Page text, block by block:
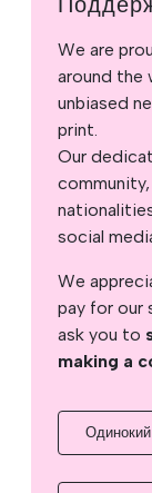
We are
around the
unbiased
print.
Our
social
We
pay for our
ask you to
making a
Одинокий